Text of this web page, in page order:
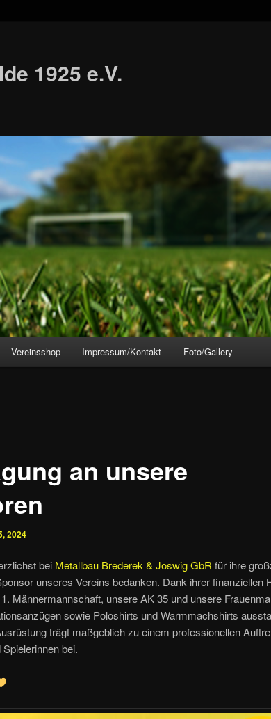
1925 e.V.
Vereinsshop Impressum/Kontakt Foto/Gallery
an unsere
2024
bei Metallbau Brederek & Joswig GbR für ihre
unseres Vereins bedanken. Dank ihrer finanziellen
Männermannschaft, unsere AK 35 und unsere
sowie Poloshirts und Warmmachshirts
trägt maßgeblich zu einem professionellen
bei.